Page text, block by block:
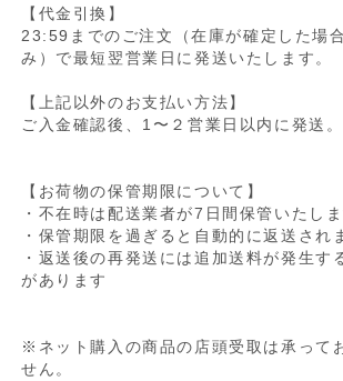
【代金引換】
23:59までのご注文（在庫が確定した場
み）で最短翌営業日に発送いたします。
【上記以外のお支払い方法】
ご入金確認後、1〜２営業日以内に発送。
【お荷物の保管期限について】
・不在時は配送業者が7日間保管いたし
・保管期限を過ぎると自動的に返送され
・返送後の再発送には追加送料が発生す
があります
※ネット購入の商品の店頭受取は承って
せん。